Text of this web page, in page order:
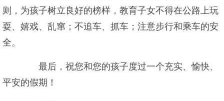
则，为孩子树立良好的榜样，教育子女不得在公路上玩
耍、嬉戏、乱窜；不追车、抓车；注意步行和乘车的安
全。
最后，祝您和您的孩子度过一个充实、愉快、
平安的假期！